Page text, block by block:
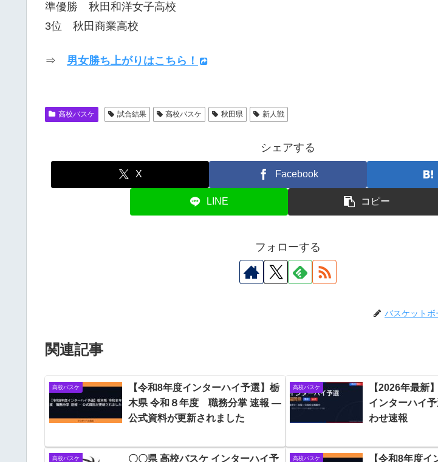
準優勝 秋田和洋女子高校
3位 秋田商業高校
⇒ 男女勝ち上がりはこちら！
高校バスケ 試合結果 高校バスケ 秋田県 新人戦
シェアする
X Facebook
LINE コピー
フォローする
バスケットボ
関連記事
高校バスケ
【令和8年度インターハイ予選】栃
木県 令和８年度 職務分掌 速報 —
公式資料が更新されました
高校バスケ
【2026年最新
インターハイ
わせ速報
高校バスケ
〇〇県 高校バスケ インターハイ予
高校バスケ
【令和8年度